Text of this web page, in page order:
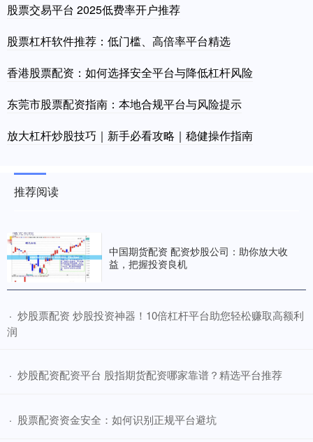
股票交易平台 2025低费率开户推荐
股票杠杆软件推荐：低门槛、高倍率平台精选
香港股票配资：如何选择安全平台与降低杠杆风险
东莞市股票配资指南：本地合规平台与风险提示
放大杠杆炒股技巧｜新手必看攻略｜稳健操作指南
推荐阅读
中国期货配资 配资炒股公司：助你放大收
益，把握投资良机
· ​炒股票配资 炒股投资神器！10倍杠杆平台助您轻松赚取高额利
润
· ​炒股配资配资平台 股指期货配资哪家靠谱？精选平台推荐
· ​股票配资资金安全：如何识别正规平台避坑